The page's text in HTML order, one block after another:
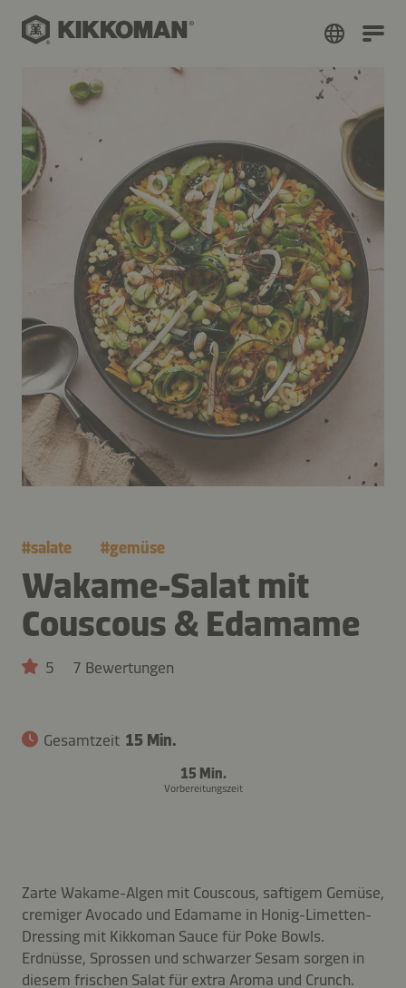
#salate #gemüse
Wakame-Salat mit
Couscous & Edamame
5 7 Bewertungen
Gesamtzeit 15 Min.
15 Min.
Vorbereitungszeit
Zarte Wakame-Algen mit Couscous, saftigem Gemüse,
cremiger Avocado und Edamame in Honig-Limetten-
Dressing mit Kikkoman Sauce für Poke Bowls.
Erdnüsse, Sprossen und schwarzer Sesam sorgen in
diesem frischen Salat für extra Aroma und Crunch.